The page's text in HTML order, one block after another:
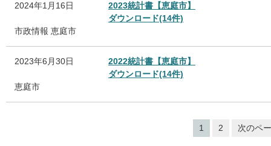
2024年1月16日
2023統計書【恵庭市】
ダウンロード(14件)
市政情報 恵庭市
2023年6月30日
2022統計書【恵庭市】
ダウンロード(14件)
恵庭市
1 2 次のペ